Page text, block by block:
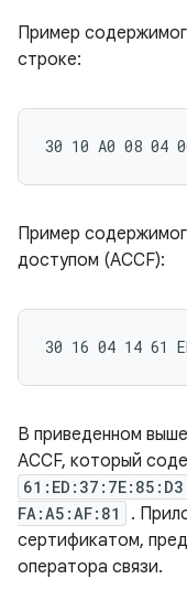
Пример
строке:
Пример
доступом (ACCF):
В приведенном
ACCF, который
FA:A5:AF:81
.
сертификатом,
оператора связи.